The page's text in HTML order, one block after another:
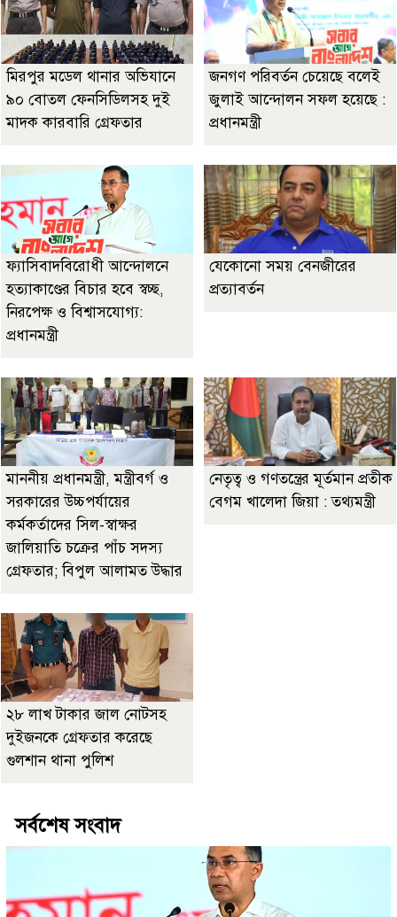
মিরপুর মডেল থানার অভিযানে
৯০ বোতল ফেনসিডিলসহ দুই
মাদক কারবারি গ্রেফতার
জনগণ পরিবর্তন চেয়েছে বলেই
জুলাই আন্দোলন সফল হয়েছে :
প্রধানমন্ত্রী
ফ্যাসিবাদবিরোধী আন্দোলনে
হত্যাকাণ্ডের বিচার হবে স্বচ্ছ,
নিরপেক্ষ ও বিশ্বাসযোগ্য:
প্রধানমন্ত্রী
যেকোনো সময় বেনজীরের
প্রত্যাবর্তন
মাননীয় প্রধানমন্ত্রী, মন্ত্রীবর্গ ও
সরকারের উচ্চপর্যায়ের
কর্মকর্তাদের সিল-স্বাক্ষর
জালিয়াতি চক্রের পাঁচ সদস্য
গ্রেফতার; বিপুল আলামত উদ্ধার
নেতৃত্ব ও গণতন্ত্রের মূর্তমান প্রতীক
বেগম খালেদা জিয়া : তথ্যমন্ত্রী
২৮ লাখ টাকার জাল নোটসহ
দুইজনকে গ্রেফতার করেছে
গুলশান থানা পুলিশ
সর্বশেষ সংবাদ